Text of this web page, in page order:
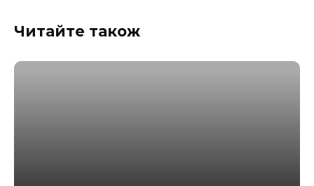
Читайте також